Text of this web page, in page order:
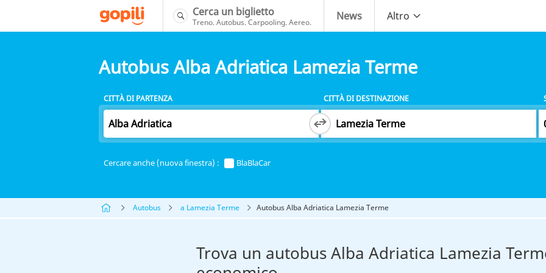
Cerca un biglietto
Treno. Autobus. Carpooling. Aereo. News Altro
Autobus Alba Adriatica Lamezia Terme
CITTÀ DI PARTENZA CITTÀ DI DESTINAZIONE
Cercare anche (nuova finestra) : BlaBlaCar
Autobus a Lamezia Terme Autobus Alba Adriatica Lamezia Terme
Trova un autobus Alba Adriatica Lamezia